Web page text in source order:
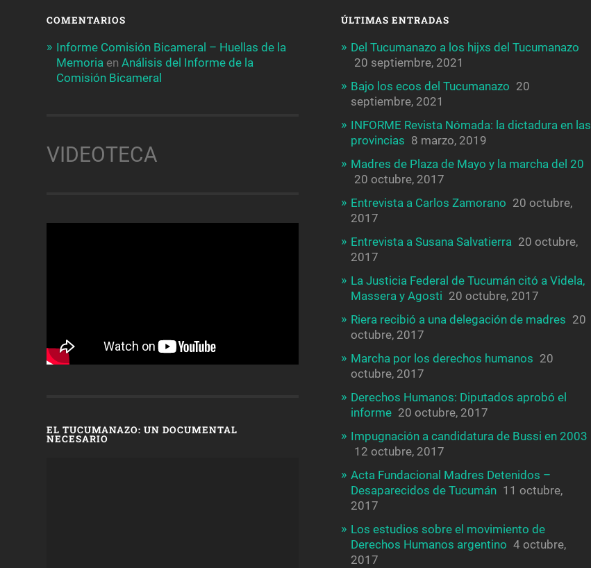
COMENTARIOS
Informe Comisión Bicameral – Huellas de la
Memoria enAnálisis del Informe de la
Comisión Bicameral
VIDEOTECA
EL TUCUMANAZO: UN DOCUMENTAL
NECESARIO
ÚLTIMAS ENTRADAS
Del Tucumanazo a los hijxs del Tucumanazo
20 septiembre, 2021
Bajo los ecos del Tucumanazo 20
septiembre, 2021
INFORME Revista Nómada: la dictadura en las
provincias 8 marzo, 2019
Madres de Plaza de Mayo y la marcha del 20
20 octubre, 2017
Entrevista a Carlos Zamorano 20 octubre,
2017
Entrevista a Susana Salvatierra 20 octubre,
2017
La Justicia Federal de Tucumán citó a Videla,
Massera y Agosti 20 octubre, 2017
Riera recibió a una delegación de madres 20
octubre, 2017
Marcha por los derechos humanos 20
octubre, 2017
Derechos Humanos: Diputados aprobó el
informe 20 octubre, 2017
Impugnación a candidatura de Bussi en 2003
12 octubre, 2017
Acta Fundacional Madres Detenidos –
Desaparecidos de Tucumán 11 octubre,
2017
Los estudios sobre el movimiento de
Derechos Humanos argentino 4 octubre,
2017